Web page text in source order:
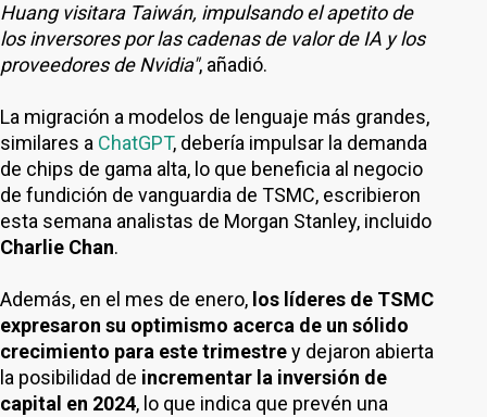
Huang visitara Taiwán, impulsando el apetito de
los inversores por las cadenas de valor de IA y los
proveedores de Nvidia", añadió.
La migración a modelos de lenguaje más grandes,
similares a ChatGPT, debería impulsar la demanda
de chips de gama alta, lo que beneficia al negocio
de fundición de vanguardia de TSMC, escribieron
esta semana analistas de Morgan Stanley, incluido
Charlie Chan.
Además, en el mes de enero, los líderes de TSMC
expresaron su optimismo acerca de un sólido
crecimiento para este trimestrey dejaron abierta
la posibilidad de incrementar la inversión de
capital en 2024, lo que indica que prevén una